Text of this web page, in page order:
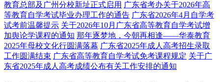
教育总部及广州分校新址正式启用 广东省考办关于2026年高
等教育自学考试毕业办理工作的通告 广东省2026年4月自学考
试考前温馨提示 关于2026年10月广东省高等教育自学考试增
加舆论学课程的通知 那年逐梦地，今朝再相逢——华泰教育
2025年母校文化行圆满落幕 广东省2025年成人高考招生录取
工作圆满结束 广东省高等教育自学考试免考课程规定 关于广
东省2025年成人高考成绩公布有关工作安排的通知